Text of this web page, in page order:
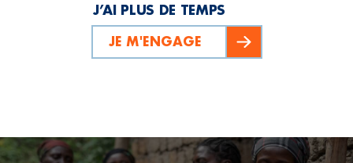
J’AI PLUS DE TEMPS
JE M'ENGAGE